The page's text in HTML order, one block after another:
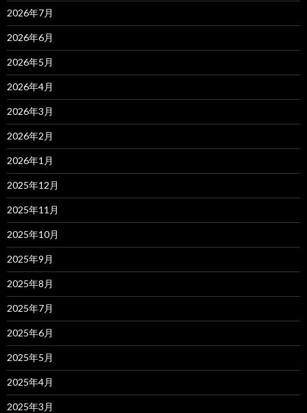
2026年7月
2026年6月
2026年5月
2026年4月
2026年3月
2026年2月
2026年1月
2025年12月
2025年11月
2025年10月
2025年9月
2025年8月
2025年7月
2025年6月
2025年5月
2025年4月
2025年3月